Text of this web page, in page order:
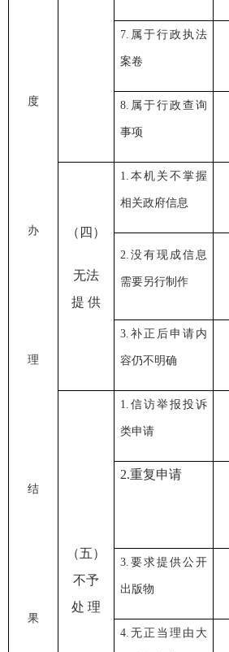
度
办
理
结
果
7.属于行政执法
案卷
8.属于行政查询
事项
（ 四）
无法
提 供
1.本机关不掌握
相关政府信息
2.没有现成信息
需要另行制作
3.补正后申请内
容仍不明确
（五）
不予
处 理
1.信访举报投诉
类申请
2.重复申请
3.要求提供公开
出版物
4.无正当理由大